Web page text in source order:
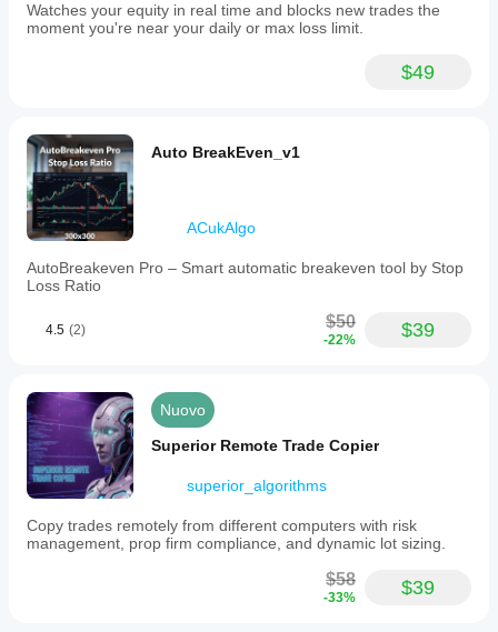
Watches your equity in real time and blocks new trades the
moment you're near your daily or max loss limit.
$49
Auto BreakEven_v1
ACukAlgo
AutoBreakeven Pro – Smart automatic breakeven tool by Stop
Loss Ratio
4.5 (2) $50
-22% $39
Nuovo
Superior Remote Trade Copier
superior_algorithms
Copy trades remotely from different computers with risk
management, prop firm compliance, and dynamic lot sizing.
$58
-33% $39